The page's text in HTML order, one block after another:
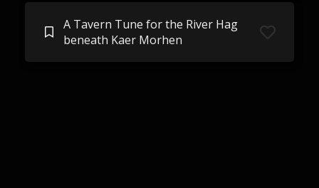
A Tavern Tune for the River Hag
beneath Kaer Morhen